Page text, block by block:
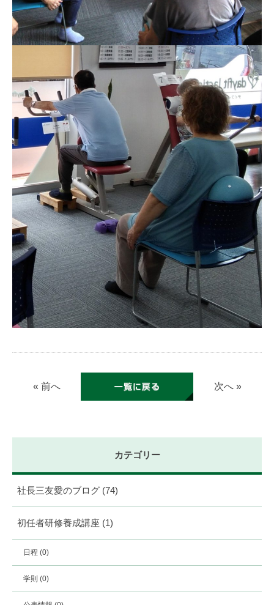
« 前へ 次へ »
カテゴリー
社長三友愛のブログ (74)
初任者研修養成講座 (1)
日程 (0)
学則 (0)